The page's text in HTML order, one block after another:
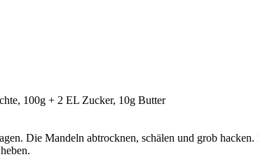
100g + 2 EL Zucker, 10g Butter
Die Mandeln abtrocknen, schälen und grob hacken.